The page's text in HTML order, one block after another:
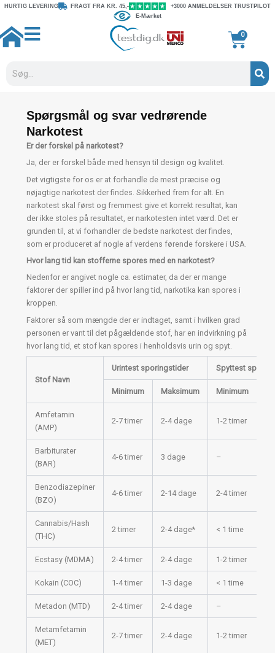
Gå
indholdet
HURTIG LEVERING FRAGT FRA KR. 45,-
+3000 ANMELDELSER TRUSTPILOT
E-Mærket
0
Kurv
Spørgsmål og svar vedrørende
Narkotest
Er der forskel på narkotest?
Ja, der er forskel både med hensyn til design og kvalitet.
Det vigtigste for os er at forhandle de mest præcise og
nøjagtige narkotest der findes. Sikkerhed frem for alt. En
narkotest skal først og fremmest give et korrekt resultat, kan
der ikke stoles på resultatet, er narkotesten intet værd. Det er
grunden til, at vi forhandler de bedste narkotest der findes,
som er produceret af nogle af verdens førende forskere i USA.
Hvor lang tid kan stofferne spores med en narkotest?
Nedenfor er angivet nogle ca. estimater, da der er mange
faktorer der spiller ind på hvor lang tid, narkotika kan spores i
kroppen.
Faktorer så som mængde der er indtaget, samt i hvilken grad
personen er vant til det pågældende stof, har en indvirkning på
hvor lang tid, et stof kan spores i henholdsvis urin og spyt.
Stof Navn
Urintest sporingstider Spyttest
Minimum Maksimum Minimum
Amfetamin
(AMP)
2-7 timer 2-4 dage 1-2 timer
Barbiturater
(BAR)
4-6 timer 3 dage –
Benzodiazepiner
(BZO)
4-6 timer 2-14 dage 2-4 timer
Cannabis/Hash
(THC)
2 timer 2-4 dage* < 1 time
Ecstasy (MDMA) 2-4 timer 2-4 dage 1-2 timer
Kokain (COC) 1-4 timer 1-3 dage < 1 time
Metadon (MTD) 2-4 timer 2-4 dage –
Metamfetamin
(MET)
2-7 timer 2-4 dage 1-2 timer